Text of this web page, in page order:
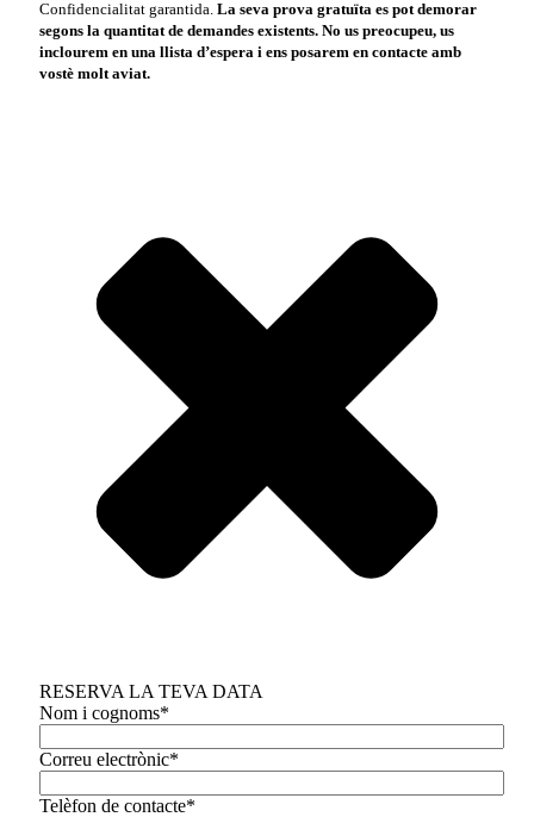
Confidencialitat garantida. La seva prova gratuïta es pot demorar
segons la quantitat de demandes existents. No us preocupeu, us
inclourem en una llista d’espera i ens posarem en contacte amb
vostè molt aviat.
RESERVA LA TEVA DATA
Nom i cognoms*
Correu electrònic*
Telèfon de contacte*